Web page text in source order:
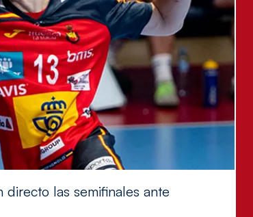
las semifinales ante